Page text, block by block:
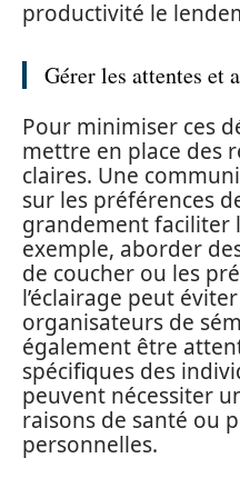
productivité le
Gérer les attentes et
Pour minimiser ces
mettre en place des
claires. Une
sur les préférences
grandement faciliter
exemple, aborder
de coucher ou les
l’éclairage peut
organisateurs de
également être
spécifiques des
peuvent nécessiter
raisons de santé ou
personnelles.